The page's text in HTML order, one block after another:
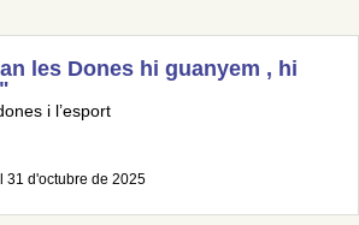
les Dones hi guanyem , hi
i l’esport
31 d'octubre de 2025